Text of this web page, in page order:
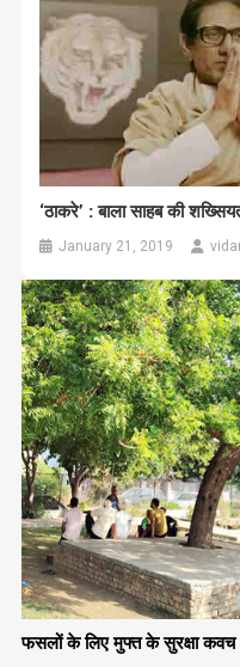
‘ठाकरे’ : बाला साहब की
January 21, 2019
फसलों के लिए मुफ्त के सुरक्षा